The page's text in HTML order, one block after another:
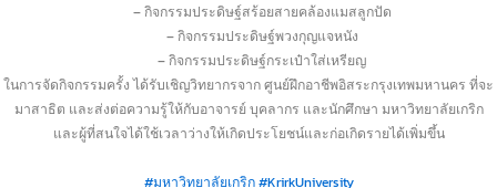
– กิจกรรมประดิษฐ์สร้อยสายคล้องแมสลูกปัด
– กิจกรรมประดิษฐ์พวงกุญแจหนัง
– กิจกรรมประดิษฐ์กระเป๋าใส่เหรียญ
ในการจัดกิจกรรมครั้ง ได้รับเชิญวิทยากรจาก ศูนย์ฝึกอาชีพอิสระกรุงเทพมหานคร ที่จะ
มาสาธิต และส่งต่อความรู้ให้กับอาจารย์ บุคลากร และนักศึกษา มหาวิทยาลัยเกริก
และผู้ที่สนใจได้ใช้เวลาว่างให้เกิดประโยชน์และก่อเกิดรายได้เพิ่มขึ้น
#มหาวิทยาลัยเกริก#KrirkUniversity